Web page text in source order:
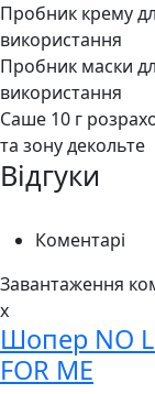
Пробник крему
використання
Пробник маски
використання
Саше 10 г
та зону декольте
Відгуки
Коментарі
Завантаження
x
Шопер NO
FOR ME